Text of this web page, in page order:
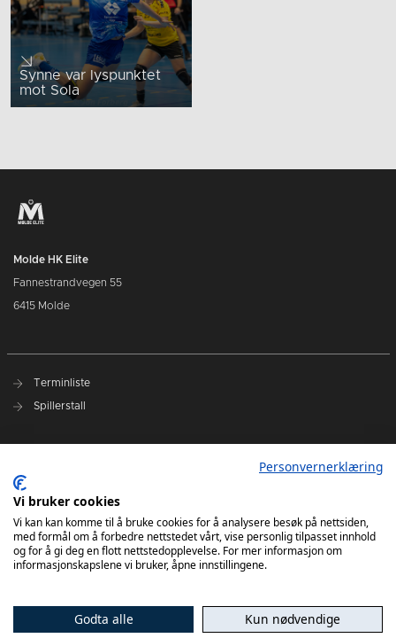
Synne var lyspunktet
mot Sola
Molde HK Elite
Fannestrandvegen 55
6415 Molde
Terminliste
Spillerstall
Kjøp billetter
Sesongkort
Personvernerklæring
Vi bruker cookies
Vi kan kan komme til å bruke cookies for å analysere besøk på nettsiden,
med formål om å forbedre nettstedet vårt, vise personlig tilpasset innhold
og for å gi deg en flott nettstedopplevelse. For mer informasjon om
informasjonskapslene vi bruker, åpne innstillingene.
Godta alle Kun nødvendige